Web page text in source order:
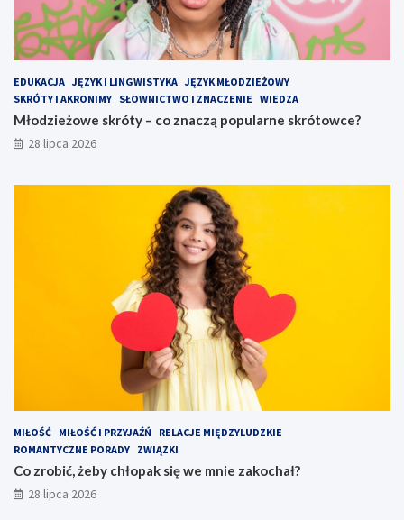
EDUKACJA JĘZYK I LINGWISTYKA JĘZYK MŁODZIEŻOWY
SKRÓTY I AKRONIMY SŁOWNICTWO I ZNACZENIE WIEDZA
Młodzieżowe skróty – co znaczą popularne skrótowce?
28 lipca 2026
MIŁOŚĆ MIŁOŚĆ I PRZYJAŹŃ
RELACJE MIĘDZYLUDZKIE
ROMANTYCZNE PORADY ZWIĄZKI
Co zrobić, żeby chłopak się we mnie zakochał?
28 lipca 2026